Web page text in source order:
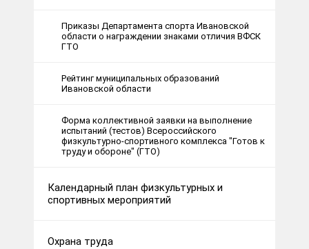
Приказы Департамента спорта Ивановской
области о награждении знаками отличия ВФСК
ГТО
Рейтинг муниципальных образований
Ивановской области
Форма коллективной заявки на выполнение
испытаний (тестов) Всероссийского
физкультурно-спортивного комплекса "Готов к
труду и обороне" (ГТО)
Календарный план физкультурных и
спортивных мероприятий
Охрана труда